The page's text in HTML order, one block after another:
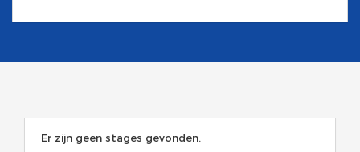
Er zijn geen stages gevonden.